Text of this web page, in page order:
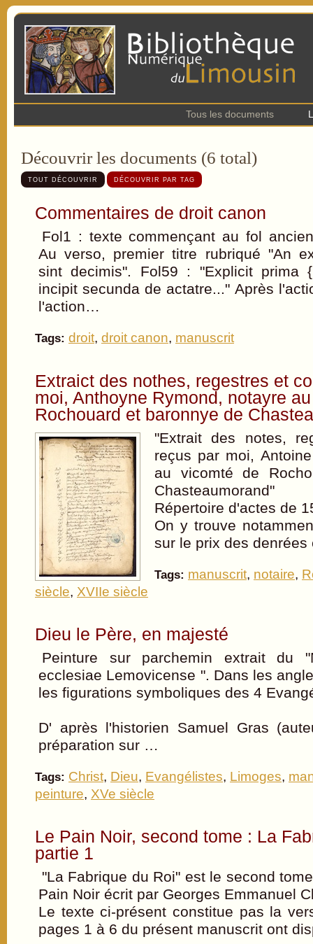
Tous les documents
Découvrir les documents (6 total)
TOUT DÉCOUVRIR DÉCOUVRIR PAR TAG
Commentaires de droit canon
Fol1 : texte commençant au fol
Au verso, premier titre rubriqué "An
sint decimis". Fol59 : "Explicit prima
incipit secunda de actatre..." Après
l'action…
Tags: droit, droit canon, manuscrit
Extraict des nothes, regestres et
moi, Anthoyne Rymond, notayre
Rochouard et baronnye de
"Extrait des notes,
reçus par moi,
au vicomté de
Chasteaumorand"
Répertoire d'actes de
On y trouve
sur le prix des
Tags: manuscrit, notaire,
siècle, XVIIe siècle
Dieu le Père, en majesté
Peinture sur parchemin extrait du
ecclesiae Lemovicense ". Dans les
les figurations symboliques des 4
D' après l'historien Samuel Gras
préparation sur …
Tags: Christ, Dieu, Evangélistes, Limoges,
peinture, XVe siècle
Le Pain Noir, second tome : La
partie 1
"La Fabrique du Roi" est le second
Pain Noir écrit par Georges Emmanuel
Le texte ci-présent constitue pas la
pages 1 à 6 du présent manuscrit ont